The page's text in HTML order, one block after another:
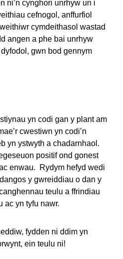
ni’n cynghori unrhyw un i
cefnogol, anffurfiol
cymdeithasol wastad
angen a phe bai unrhyw
gwn bod gennym
yn codi gan y plant am
cwestiwn yn codi’n
yn ystwyth a chadarnhaol.
positif ond gonest
enwau. Rydym hefyd wedi
y gwreiddiau o dan y
teulu a ffrindiau
ac yn tyfu nawr.
fydden ni ddim yn
ein teulu ni!